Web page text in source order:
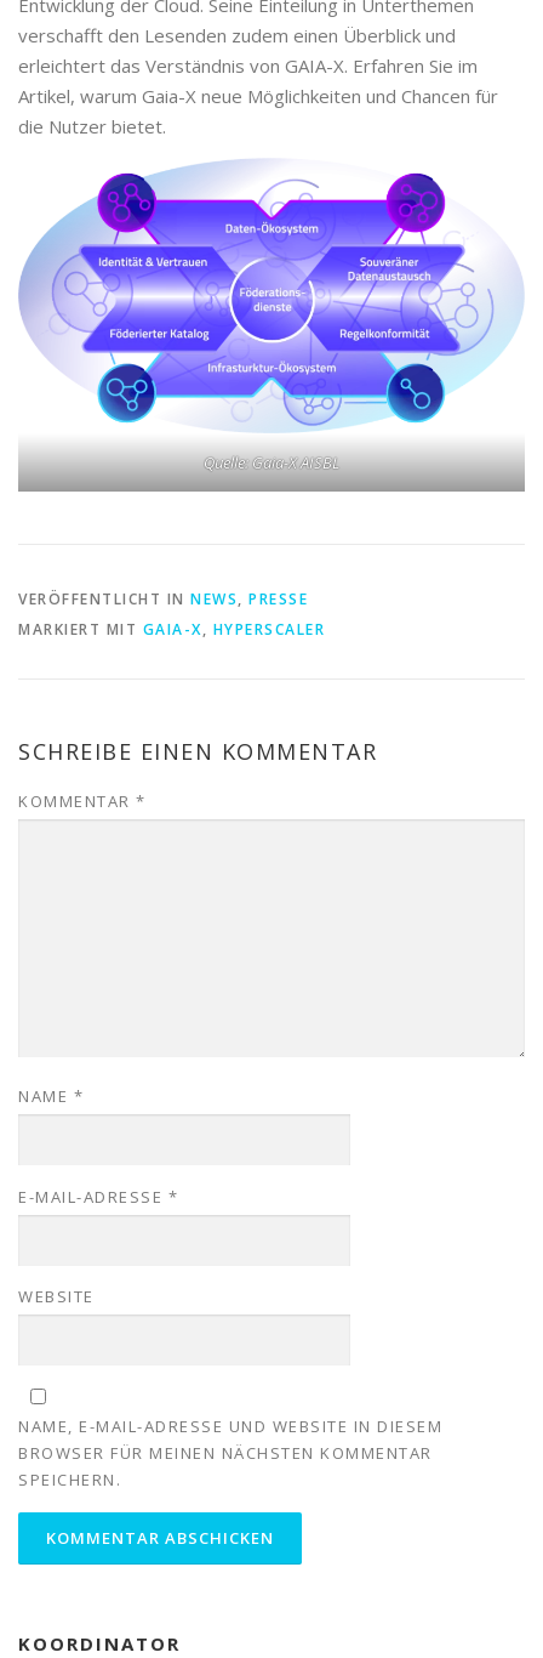
Entwicklung der Cloud. Seine Einteilung in Unterthemen
verschafft den Lesenden zudem einen Überblick und
erleichtert das Verständnis von GAIA-X. Erfahren Sie im
Artikel, warum Gaia-X neue Möglichkeiten und Chancen für
die Nutzer bietet.
Quelle: Gaia-X AISBL
VERÖFFENTLICHT IN NEWS, PRESSE
MARKIERT MIT GAIA-X, HYPERSCALER
SCHREIBE EINEN KOMMENTAR
KOMMENTAR *
NAME *
E-MAIL-ADRESSE *
WEBSITE
NAME, E-MAIL-ADRESSE UND WEBSITE IN DIESEM
BROWSER FÜR MEINEN NÄCHSTEN KOMMENTAR
SPEICHERN.
KOORDINATOR